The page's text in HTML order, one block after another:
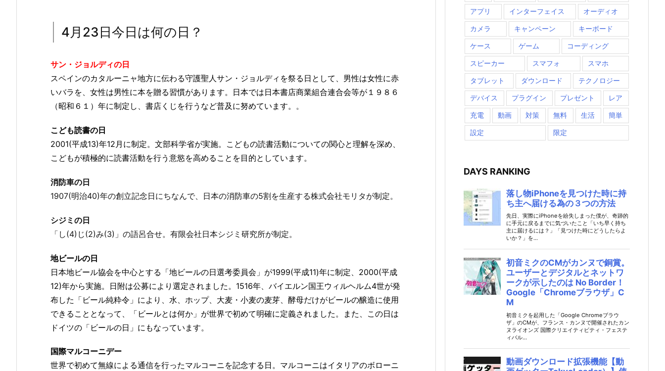
4月23日今日は何の日？
サン・ジョルディの日
スペインのカタルーニャ地方に伝わる守護聖人サン・ジョルディを祭る日として、男性は女性に赤
いバラを、女性は男性に本を贈る習慣があります。日本では日本書店商業組合連合会等が１９８６
（昭和６１）年に制定し、書店くじを行うなど普及に努めています。 。
こども読書の日
2001(平成13)年12月に制定。文部科学省が実施。こどもの読書活動についての関心と理解を深め、
こどもが積極的に読書活動を行う意慾を高めることを目的としています。
消防車の日
1907(明治40)年の創立記念日にちなんで、日本の消防車の5割を生産する株式会社モリタが制定。
シジミの日
「し(4)じ(2)み(3)」の語呂合せ。有限会社日本シジミ研究所が制定。
地ビールの日
日本地ビール協会を中心とする「地ビールの日選考委員会」が1999(平成11)年に制定、2000(平成
12)年から実施。日附は公募により選定されました。1516年、バイエルン国王ウィルヘルム4世が発
布した「ビール純粋令」により、水、ホップ、大麦・小麦の麦芽、酵母だけがビールの醸造に使用
できることとなって、「ビールとは何か」が世界で初めて明確に定義されました。また、この日は
ドイツの「ビールの日」にもなっています。
国際マルコーニデー
世界で初めて無線による通信を行ったマルコーニを記念する日。マルコーニはイタリアのボローニ
アプリ インターフェイス オーディオ
カメラ キャンペーン キーボード
ケース ゲーム コーディング
スピーカー スマフォ スマホ
タブレット ダウンロード テクノロジー
デバイス プラグイン プレゼント レア
充電 動画 対策 無料 生活 簡単
設定 限定
DAYS RANKING